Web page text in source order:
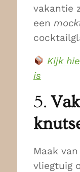
vakantie
een
Kijk
is
5.
Maak
vliegtuig